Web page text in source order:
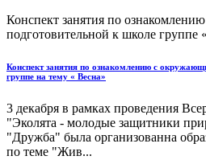
Конспект занятия по
подготовительной к школе группе
Конспект занятия по ознакомлению с
группе на тему « Весна»
3 декабря в рамках проведения
"Эколята - молодые защитники
"Дружба" была организованна
по теме "Жив...